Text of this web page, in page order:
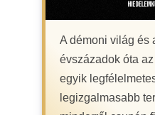
A démoni világ és
évszázadok óta
egyik
legizgalmasabb